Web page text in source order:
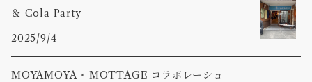
＆ Cola Party
2025/9/4
MOYAMOYA × MOTTAGE コラボレーショ